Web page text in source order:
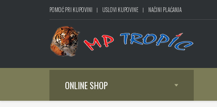
POMOĆ PRI KUPOVINI USLOVI KUPOVINE NAČINI PLAĆANJA
ONLINE SHOP